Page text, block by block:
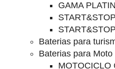
GAMA
Baterias para
Baterias para Moto
MOTOCICLO